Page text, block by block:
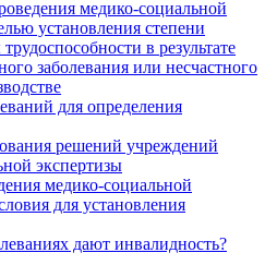
медико-социальной
установления степени
в результате
заболевания или несчастного
для определения
решений учреждений
экспертизы
медико-социальной
для установления
дают инвалидность?